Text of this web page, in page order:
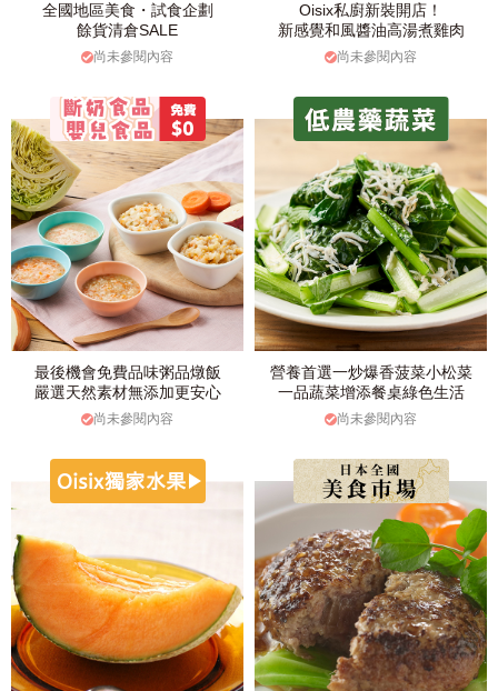
全國地區美食・試食企劃
餘貨清倉SALE
尚未參閱內容
Oisix私廚新裝開店！
新感覺和風醬油高湯煮雞肉
尚未參閱內容
最後機會免費品味粥品燉飯
嚴選天然素材無添加更安心
尚未參閱內容
營養首選一炒爆香菠菜小松菜
一品蔬菜增添餐桌綠色生活
尚未參閱內容